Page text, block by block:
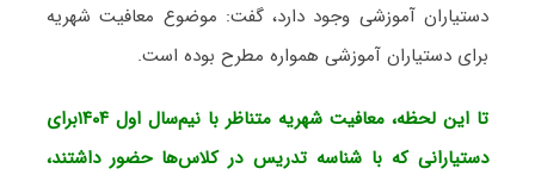
دستیاران آموزشی وجود دارد، گفت: موضوع معافیت شهریه
برای دستیاران آموزشی همواره مطرح بوده است.
تا این لحظه، معافیت شهریه متناظر با نیم‌سال اول ۱۴۰۴برای
دستیارانی که با شناسه تدریس در کلاس‌ها حضور داشتند،